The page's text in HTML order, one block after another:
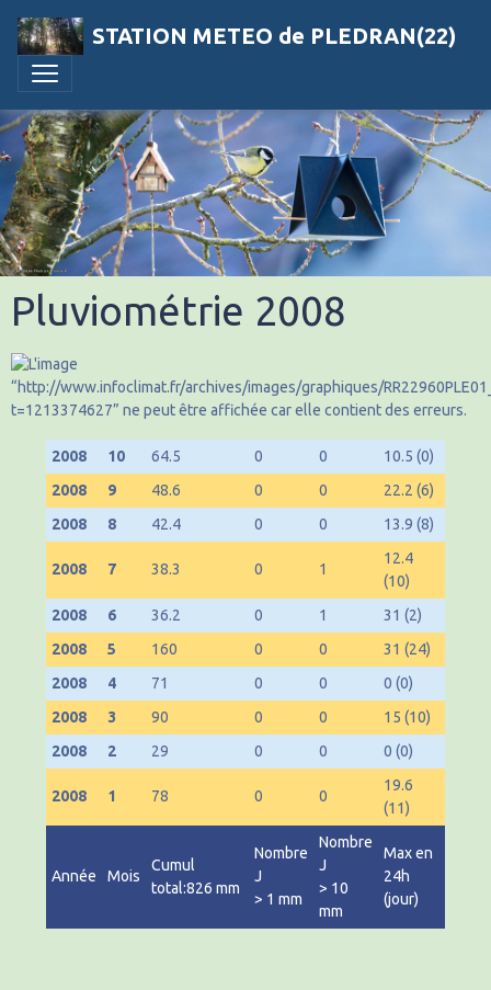
STATION METEO de PLEDRAN(22)
Pluviométrie 2008
2008 10 64.5 0 0
10.5 (0)
2008
9 48.6 0 0
22.2 (6)
2008
8 42.4 0 0 13.9 (8)
2008 7 38.3 0 1
12.4
(10)
2008
6 36.2 0 1
31 (2)
2008
5 160 0 0
31 (24)
2008
4 71 0 0
0 (0)
2008
3 90 0 0
15 (10)
2008
2 29 0 0 0 (0)
2008 1 78 0 0
19.6
(11)
Année Mois
Cumul
total:826 mm
Nombre
J
> 1 mm
Nombre
J
> 10
mm
Max en
24h
(jour)